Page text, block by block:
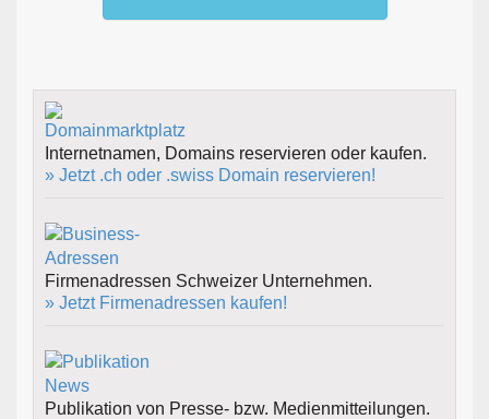
Internetnamen, Domains reservieren oder kaufen.
» Jetzt .ch oder .swiss Domain reservieren!
Firmenadressen Schweizer Unternehmen.
» Jetzt Firmenadressen kaufen!
Publikation von Presse- bzw. Medienmitteilungen.